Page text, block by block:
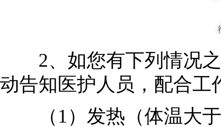
2、如您有下列情况之
动告知医护人员，配合工
（1）发热（体温大于